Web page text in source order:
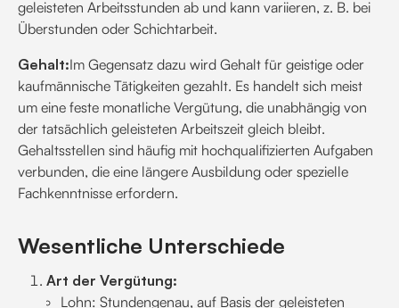
geleisteten Arbeitsstunden ab und kann variieren, z. B. bei
Überstunden oder Schichtarbeit.
Gehalt:Im Gegensatz dazu wird Gehalt für geistige oder
kaufmännische Tätigkeiten gezahlt. Es handelt sich meist
um eine feste monatliche Vergütung, die unabhängig von
der tatsächlich geleisteten Arbeitszeit gleich bleibt.
Gehaltsstellen sind häufig mit hochqualifizierten Aufgaben
verbunden, die eine längere Ausbildung oder spezielle
Fachkenntnisse erfordern.
Wesentliche Unterschiede
Art der Vergütung:
Lohn: Stundengenau, auf Basis der geleisteten